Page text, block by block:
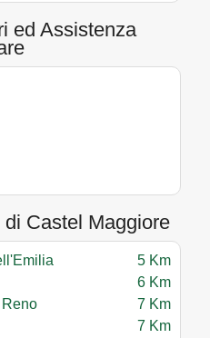
ed Assistenza
di Castel Maggiore
5 Km
6 Km
7 Km
7 Km